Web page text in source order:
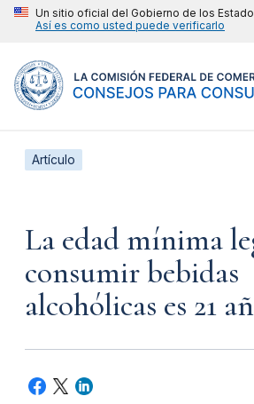
Un sitio oficial del Gobierno de los
Así es como usted puede verificarlo
Artículo
La edad mínima
consumir bebidas
alcohólicas es 21